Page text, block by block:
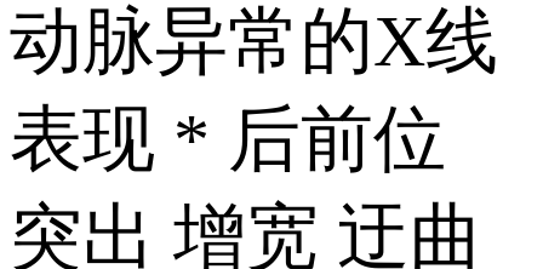
动脉异常 的X线
表现 * 后前位
突出 增宽 迂曲